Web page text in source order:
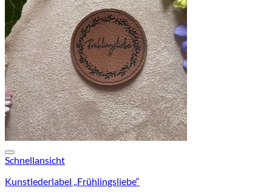
Schnellansicht
Kunstlederlabel „Frühlingsliebe“